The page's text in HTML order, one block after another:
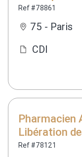
Ref #78861
75 - Paris
CDI
Pharmacien
Libération
Ref #78121